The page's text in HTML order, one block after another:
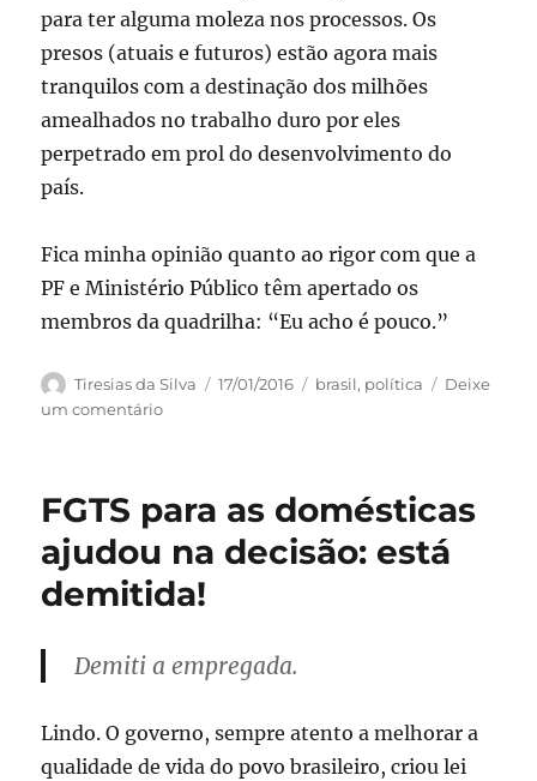
para ter alguma moleza nos processos. Os
presos (atuais e futuros) estão agora mais
tranquilos com a destinação dos milhões
amealhados no trabalho duro por eles
perpetrado em prol do desenvolvimento do
país.
Fica minha opinião quanto ao rigor com que a
PF e Ministério Público têm apertado os
membros da quadrilha: “Eu acho é pouco.”
Autor
Tiresias da Silva
Publicado
17/01/2016 Categorias
brasil, política
Deixe
um comentárioem
operação
jato
enfim
mostram
FGTS para as domésticas
ajudou na decisão: está
demitida!
Demiti a empregada.
Lindo. O governo, sempre atento a melhorar a
qualidade de vida do povo brasileiro, criou lei